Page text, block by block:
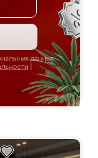
данных